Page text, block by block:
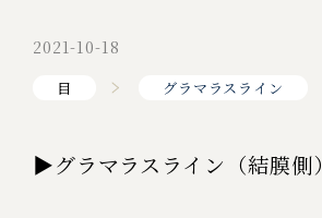
2021-10-18
目 グラマラスライン
▶グラマラスライン（結膜側）